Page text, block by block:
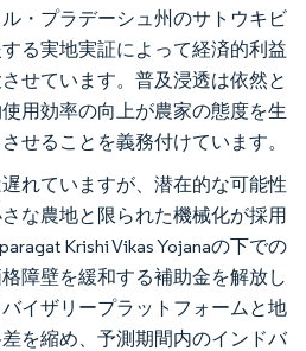
・プラデーシュ州のサトウキビ
る実地実証によって経済的利益
せています。普及浸透は依然と
用効率の向上が農家の態度を生
せることを義務付けています。
れていますが、潜在的な可能性
な農地と限られた機械化が採用
Krishi Vikas Yojanaの下での
障壁を緩和する補助金を解放し
イザリープラットフォームと地
を縮め、予測期間内のインドバ